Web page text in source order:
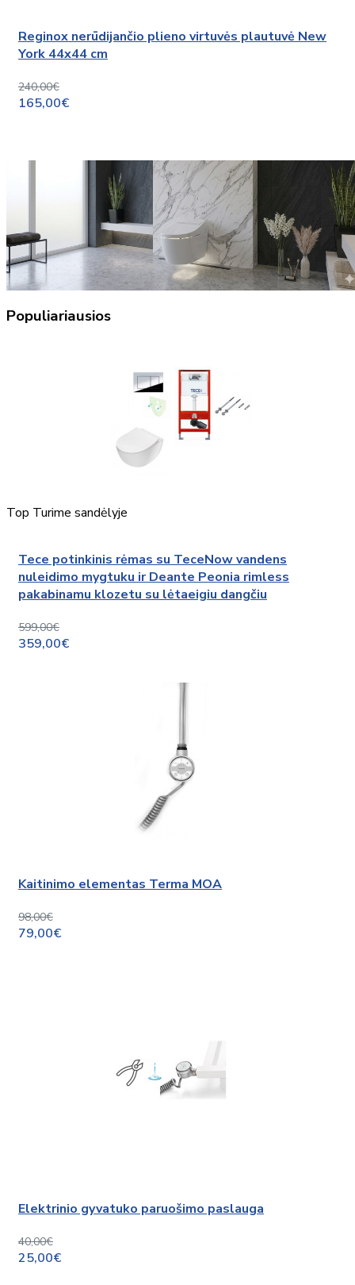
Reginox nerūdijančio plieno virtuvės plautuvė New
York 44x44 cm
240,00€
165,00€
Populiariausios
Top Turime sandėlyje
Tece potinkinis rėmas su TeceNow vandens
nuleidimo mygtuku ir Deante Peonia rimless
pakabinamu klozetu su lėtaeigiu dangčiu
599,00€
359,00€
Kaitinimo elementas Terma MOA
98,00€
79,00€
Elektrinio gyvatuko paruošimo paslauga
40,00€
25,00€